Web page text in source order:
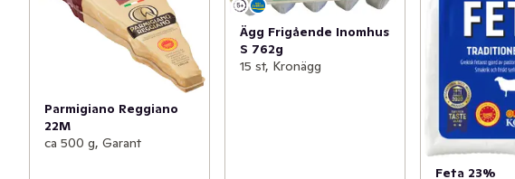
Parmigiano Reggiano
22M
ca 500 g, Garant
Ägg Frigående Inomhus
S 762g
15 st, Kronägg
Feta 23%